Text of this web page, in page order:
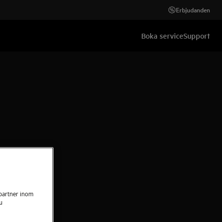
Erbjudanden
Boka serviceSupport
inom